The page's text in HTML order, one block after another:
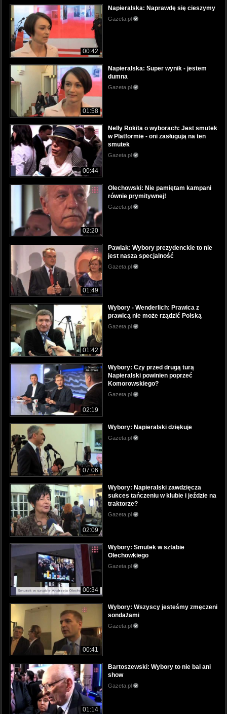
00:42
Napieralska: Naprawdę się cieszymy
Gazeta.pl
01:58
Napieralska: Super wynik - jestem
dumna
Gazeta.pl
00:44
Nelly Rokita o wyborach: Jest smutek
w Platformie - oni zasługują na ten
smutek
Gazeta.pl
02:20
Olechowski: Nie pamiętam kampani
równie prymitywnej!
Gazeta.pl
01:49
Pawlak: Wybory prezydenckie to nie
jest nasza specjalność
Gazeta.pl
01:42
Wybory - Wenderlich: Prawica z
prawicą nie może rządzić Polską
Gazeta.pl
02:19
Wybory: Czy przed drugą turą
Napieralski powinien poprzeć
Komorowskiego?
Gazeta.pl
07:06
Wybory: Napieralski dziękuje
Gazeta.pl
02:09
Wybory: Napieralski zawdzięcza
sukces tańczeniu w klubie i jeździe na
traktorze?
Gazeta.pl
00:34
Wybory: Smutek w sztabie
Olechowkiego
Gazeta.pl
00:41
Wybory: Wszyscy jesteśmy zmęczeni
sondażami
Gazeta.pl
01:14
Bartoszewski: Wybory to nie bal ani
show
Gazeta.pl